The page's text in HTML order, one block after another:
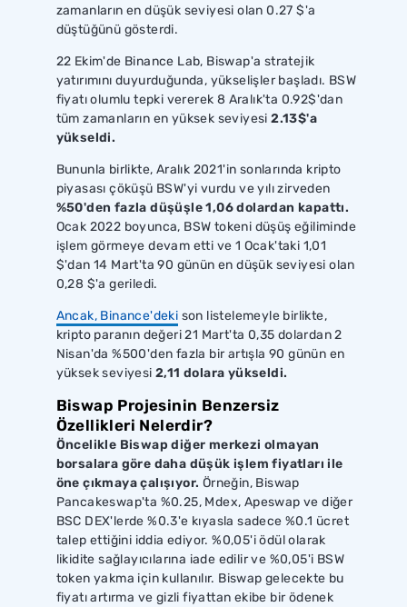
zamanların en düşük seviyesi olan 0.27 $'a
düştüğünü gösterdi.
22 Ekim'de Binance Lab, Biswap'a stratejik
yatırımını duyurduğunda, yükselişler başladı. BSW
fiyatı olumlu tepki vererek 8 Aralık'ta 0.92$'dan
tüm zamanların en yüksek seviyesi 2.13$'a
yükseldi.
Bununla birlikte, Aralık 2021'in sonlarında kripto
piyasası çöküşü BSW'yi vurdu ve yılı zirveden
%50'den fazla düşüşle 1,06 dolardan kapattı.
Ocak 2022 boyunca, BSW tokeni düşüş eğiliminde
işlem görmeye devam etti ve 1 Ocak'taki 1,01
$'dan 14 Mart'ta 90 günün en düşük seviyesi olan
0,28 $'a geriledi.
Ancak, Binance'deki son listelemeyle birlikte,
kripto paranın değeri 21 Mart'ta 0,35 dolardan 2
Nisan'da %500'den fazla bir artışla 90 günün en
yüksek seviyesi 2,11 dolara yükseldi.
Biswap Projesinin Benzersiz
Özellikleri Nelerdir?
Öncelikle Biswap diğer merkezi olmayan
borsalara göre daha düşük işlem fiyatları ile
öne çıkmaya çalışıyor. Örneğin, Biswap
Pancakeswap'ta %0.25, Mdex, Apeswap ve diğer
BSC DEX'lerde %0.3'e kıyasla sadece %0.1 ücret
talep ettiğini iddia ediyor. %0,05'i ödül olarak
likidite sağlayıcılarına iade edilir ve %0,05'i BSW
token yakma için kullanılır. Biswap gelecekte bu
fiyatı artırma ve gizli fiyattan ekibe bir ödenek